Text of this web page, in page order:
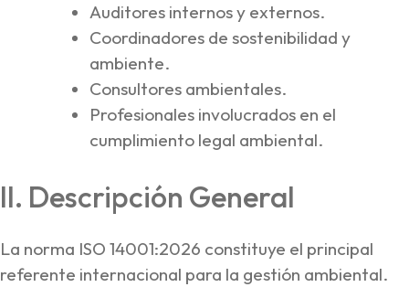
Auditores internos y externos.
Coordinadores de sostenibilidad y
ambiente.
Consultores ambientales.
Profesionales involucrados en el
cumplimiento legal ambiental.
II. Descripción General
La norma ISO 14001:2026 constituye el principal
referente internacional para la gestión ambiental.